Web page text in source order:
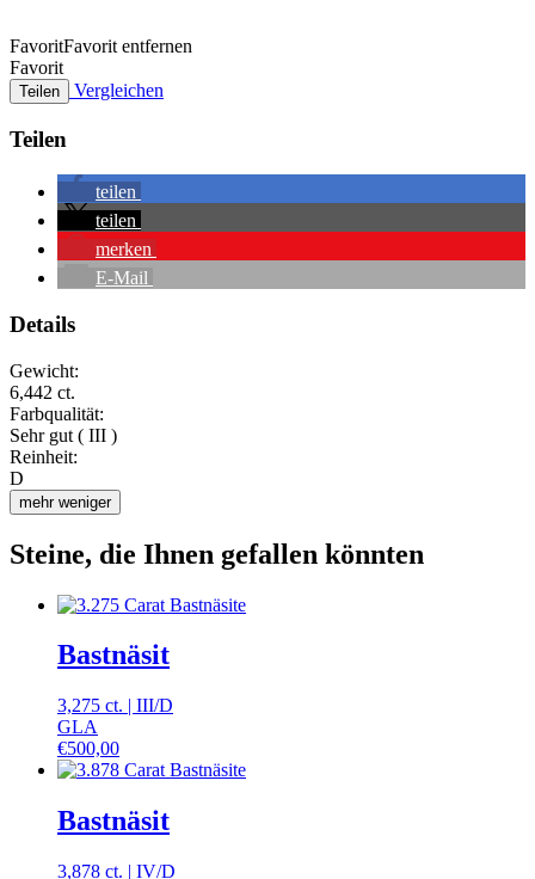
FavoritFavorit entfernen
Favorit
Teilen Vergleichen
Teilen
teilen
teilen
merken
E-Mail
Details
Gewicht:
6,442 ct.
Farbqualität:
Sehr gut ( III )
Reinheit:
D
mehr weniger
Steine, die Ihnen gefallen könnten
Bastnäsit
3,275 ct. | III/D
GLA
€500,00
Bastnäsit
3,878 ct. | IV/D